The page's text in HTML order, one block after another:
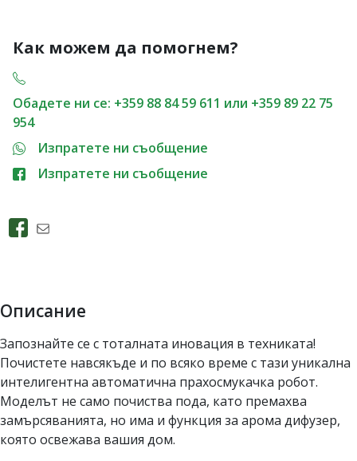
Как можем да помогнем?
Обадете ни се: +359 88 84 59 611 или +359 89 22 75
954
Изпратете ни съобщение
Изпратете ни съобщение
Описание
Запознайте се с тоталната иновация в техниката!
Почистете навсякъде и по всяко време с тази уникална
интелигентна автоматична прахосмукачка робот.
Моделът не само почиства пода, като премахва
замърсяванията, но има и функция за арома дифузер,
която освежава вашия дом.